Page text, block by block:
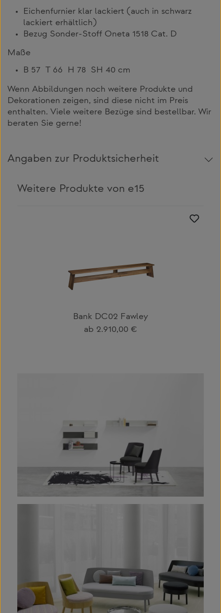
Eichenfurnier klar lackiert (auch in schwarz
lackiert erhältlich)
Bezug Sonder-Stoff Oneta 1518 Cat. D
Maße
B 57 T 66 H 78 SH 40 cm
Wenn Abbildungen noch weitere Produkte und
Dekorationen zeigen, sind diese nicht im Preis
enthalten. Viele weitere Bezüge sind bestellbar. Wir
beraten Sie gerne!
Angaben zur Produktsicherheit
Weitere Produkte von e15
Bank DC02 Fawley
Regulärer Preis:
ab 2.910,00 €